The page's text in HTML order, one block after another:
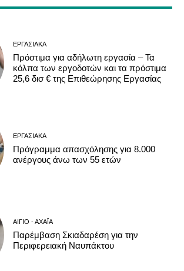
ΕΡΓΑΣΙΑΚΆ
Πρόστιμα για αδήλωτη εργασία – Τα
κόλπα των εργοδοτών και τα πρόστιμα
25,6 δισ € της Επιθεώρησης Εργασίας
ΕΡΓΑΣΙΑΚΆ
Πρόγραμμα απασχόλησης για 8.000
ανέργους άνω των 55 ετών
ΑΊΓΙΟ - ΑΧΑΪ́Α
Παρέμβαση Σκιαδαρέση για την
Περιφερειακή Ναυπάκτου